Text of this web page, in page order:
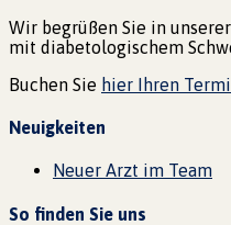
Wir begrüßen Sie in
mit diabetologischem
Buchen Sie hier Ihren
Neuigkeiten
Neuer Arzt im Team
So finden Sie uns